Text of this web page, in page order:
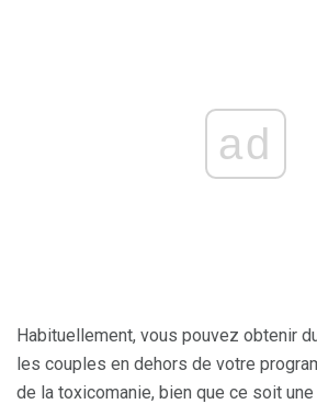
ad
Habituellement, vous pouvez obtenir
les couples en dehors de votre
de la toxicomanie, bien que ce soit